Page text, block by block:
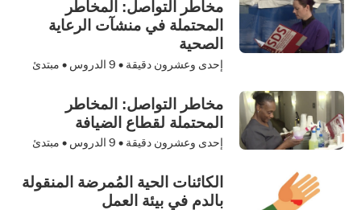
مخاطر التواصل: المخاطر
المحتملة في منشآت الرعاية
الصحية
إحدى وعشرون دقيقة • 9 الدروس • مبتدئ
مخاطر التواصل: المخاطر
المحتملة لقطاع الضيافة
إحدى وعشرون دقيقة • 9 الدروس • مبتدئ
الكائنات الحية المُمرضة المنقولة
بالدم في بيئة العمل